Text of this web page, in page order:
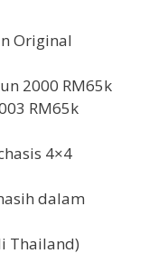
Original
2000 RM65k
RM65k
4×4
dalam
Thailand)